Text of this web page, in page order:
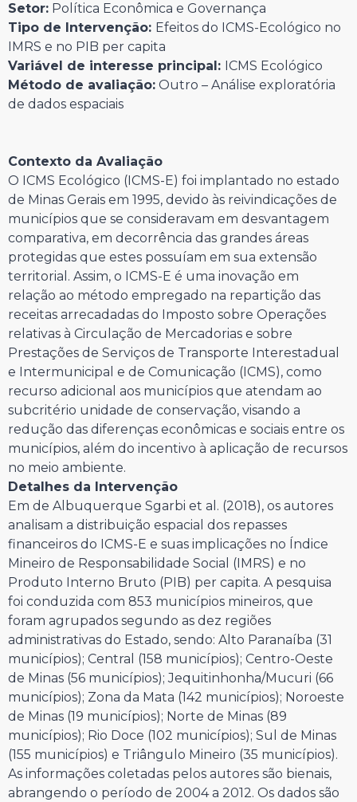
Setor: Política Econômica e Governança
Tipo de Intervenção: Efeitos do ICMS-Ecológico no
IMRS e no PIB per capita
Variável de interesse principal: ICMS Ecológico
Método de avaliação: Outro – Análise exploratória
de dados espaciais
Contexto da Avaliação
O ICMS Ecológico (ICMS-E) foi implantado no estado
de Minas Gerais em 1995, devido às reivindicações de
municípios que se consideravam em desvantagem
comparativa, em decorrência das grandes áreas
protegidas que estes possuíam em sua extensão
territorial. Assim, o ICMS-E é uma inovação em
relação ao método empregado na repartição das
receitas arrecadadas do Imposto sobre Operações
relativas à Circulação de Mercadorias e sobre
Prestações de Serviços de Transporte Interestadual
e Intermunicipal e de Comunicação (ICMS), como
recurso adicional aos municípios que atendam ao
subcritério unidade de conservação, visando a
redução das diferenças econômicas e sociais entre os
municípios, além do incentivo à aplicação de recursos
no meio ambiente.
Detalhes da Intervenção
Em de Albuquerque Sgarbi et al. (2018), os autores
analisam a distribuição espacial dos repasses
financeiros do ICMS-E e suas implicações no Índice
Mineiro de Responsabilidade Social (IMRS) e no
Produto Interno Bruto (PIB) per capita. A pesquisa
foi conduzida com 853 municípios mineiros, que
foram agrupados segundo as dez regiões
administrativas do Estado, sendo: Alto Paranaíba (31
municípios); Central (158 municípios); Centro-Oeste
de Minas (56 municípios); Jequitinhonha/Mucuri (66
municípios); Zona da Mata (142 municípios); Noroeste
de Minas (19 municípios); Norte de Minas (89
municípios); Rio Doce (102 municípios); Sul de Minas
(155 municípios) e Triângulo Mineiro (35 municípios).
As informações coletadas pelos autores são bienais,
abrangendo o período de 2004 a 2012. Os dados são